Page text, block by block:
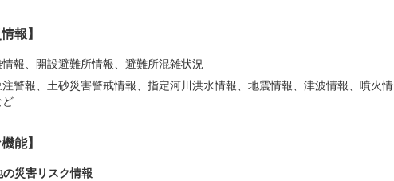
報】
報、開設避難所情報、避難所混雑状況
警報、土砂災害警戒情報、指定河川洪水情報、地震情報、津波情報、噴火情
能】
災害リスク情報